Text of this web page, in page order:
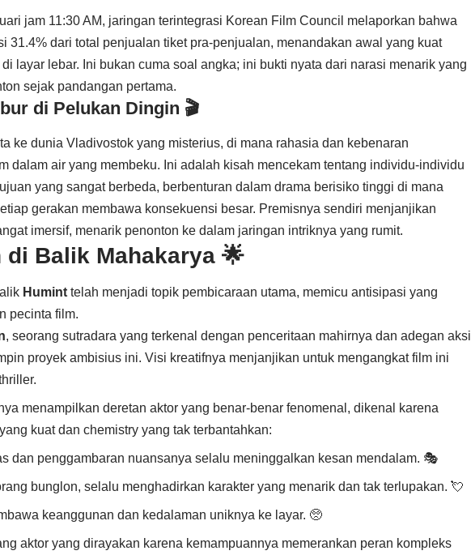
jam 11:30 AM, jaringan terintegrasi Korean Film Council melaporkan bahwa
31.4% dari total penjualan tiket pra-penjualan, menandakan awal yang kuat
layar lebar. Ini bukan cuma soal angka; ini bukti nyata dari narasi menarik yang
sejak pandangan pertama.
di Pelukan Dingin 🎬
ke dunia Vladivostok yang misterius, di mana rahasia dan kebenaran
dalam air yang membeku. Ini adalah kisah mencekam tentang individu-individu
yang sangat berbeda, berbenturan dalam drama berisiko tinggi di mana
gerakan membawa konsekuensi besar. Premisnya sendiri menjanjikan
imersif, menarik penonton ke dalam jaringan intriknya yang rumit.
di Balik Mahakarya 🌟
Humint telah menjadi topik pembicaraan utama, memicu antisipasi yang
pecinta film.
, seorang sutradara yang terkenal dengan penceritaan mahirnya dan adegan aksi
proyek ambisius ini. Visi kreatifnya menjanjikan untuk mengangkat film ini
menampilkan deretan aktor yang benar-benar fenomenal, dikenal karena
kuat dan chemistry yang tak terbantahkan:
dan penggambaran nuansanya selalu meninggalkan kesan mendalam. 🎭
bunglon, selalu menghadirkan karakter yang menarik dan tak terlupakan. 💘
keanggunan dan kedalaman uniknya ke layar. 🥺
aktor yang dirayakan karena kemampuannya memerankan peran kompleks